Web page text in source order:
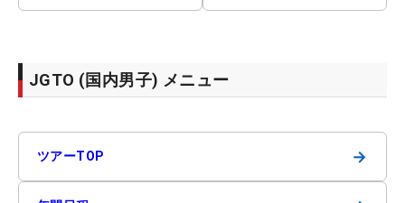
JGTO (国内男子) メニュー
ツアーTOP →